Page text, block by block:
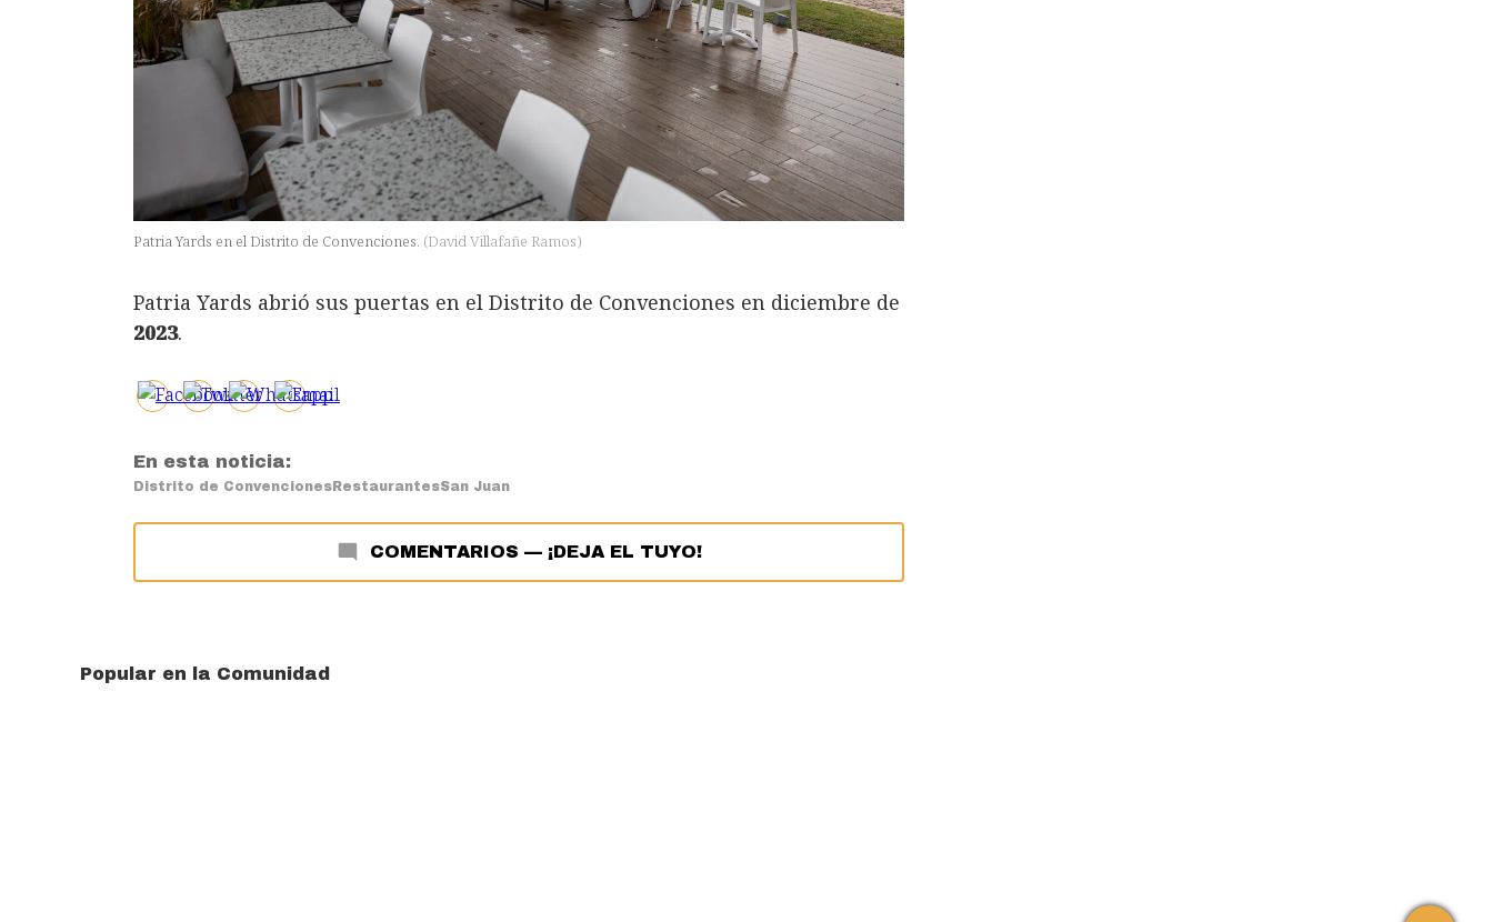
Patria Yards en el Distrito de Convenciones. (David Villafañe Ramos)
Patria Yards abrió sus puertas en el Distrito de Convenciones en diciembre de
2023.
En esta noticia:
Distrito de Convenciones RestaurantesSan Juan
COMENTARIOS — ¡DEJA EL TUYO!
Popular en la Comunidad